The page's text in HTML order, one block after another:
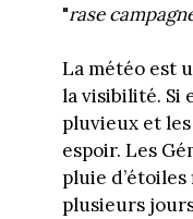
"rase
La météo est
la visibilité. Si
pluvieux et
espoir. Les
pluie
plusieurs